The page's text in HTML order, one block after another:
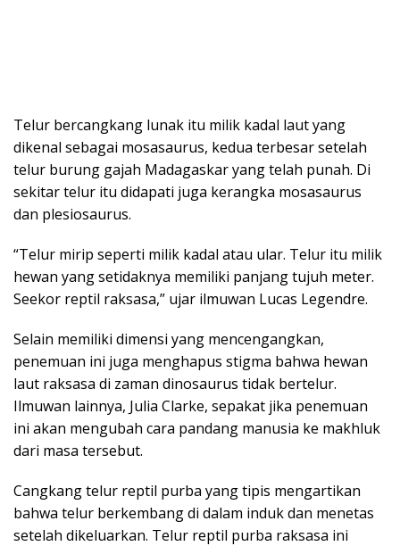
Telur bercangkang lunak itu milik kadal laut yang
dikenal sebagai mosasaurus, kedua terbesar setelah
telur burung gajah Madagaskar yang telah punah. Di
sekitar telur itu didapati juga kerangka mosasaurus
dan plesiosaurus.
“Telur mirip seperti milik kadal atau ular. Telur itu milik
hewan yang setidaknya memiliki panjang tujuh meter.
Seekor reptil raksasa,” ujar ilmuwan Lucas Legendre.
Selain memiliki dimensi yang mencengangkan,
penemuan ini juga menghapus stigma bahwa hewan
laut raksasa di zaman dinosaurus tidak bertelur.
Ilmuwan lainnya, Julia Clarke, sepakat jika penemuan
ini akan mengubah cara pandang manusia ke makhluk
dari masa tersebut.
Cangkang telur reptil purba yang tipis mengartikan
bahwa telur berkembang di dalam induk dan menetas
setelah dikeluarkan. Telur reptil purba raksasa ini